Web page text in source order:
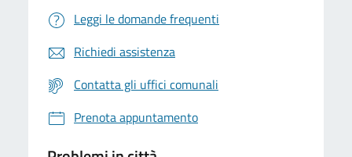
Leggi le domande frequenti
Richiedi assistenza
Contatta gli uffici comunali
Prenota appuntamento